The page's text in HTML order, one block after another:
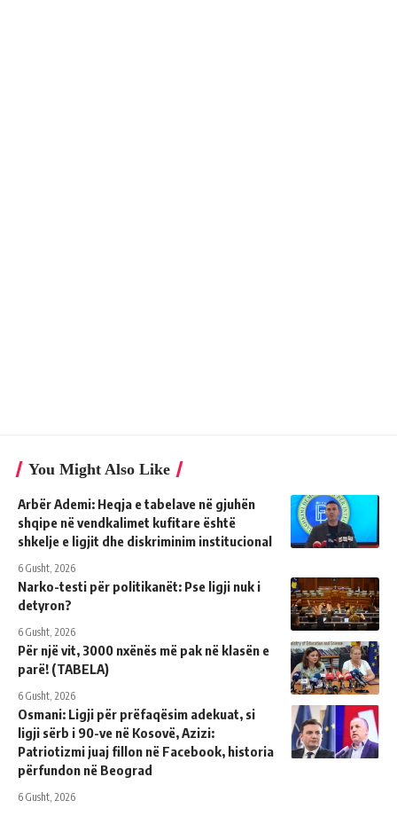
You Might Also Like
Arbër Ademi: Heqja e tabelave në gjuhën
shqipe në vendkalimet kufitare është
shkelje e ligjit dhe diskriminim institucional
6 Gusht, 2026
Narko-testi për politikanët: Pse ligji nuk i
detyron?
6 Gusht, 2026
Për një vit, 3000 nxënës më pak në klasën e
parë! (TABELA)
6 Gusht, 2026
Osmani: Ligji për prëfaqësim adekuat, si
ligji sërb i 90-ve në Kosovë, Azizi:
Patriotizmi juaj fillon në Facebook, historia
përfundon në Beograd
6 Gusht, 2026